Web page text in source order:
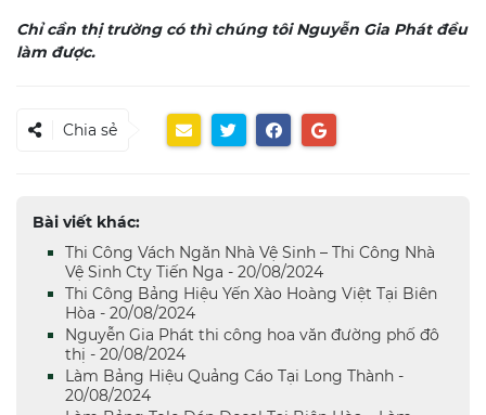
Chỉ cần thị trường có thì chúng tôi Nguyễn Gia Phát đều
làm được.
Chia sẻ
Bài viết khác:
Thi Công Vách Ngăn Nhà Vệ Sinh – Thi Công Nhà
Vệ Sinh Cty Tiến Nga - 20/08/2024
Thi Công Bảng Hiệu Yến Xào Hoàng Việt Tại Biên
Hòa - 20/08/2024
Nguyễn Gia Phát thi công hoa văn đường phố đô
thị - 20/08/2024
Làm Bảng Hiệu Quảng Cáo Tại Long Thành -
20/08/2024